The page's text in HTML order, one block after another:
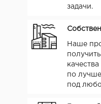
задачи.
Наше
по
под